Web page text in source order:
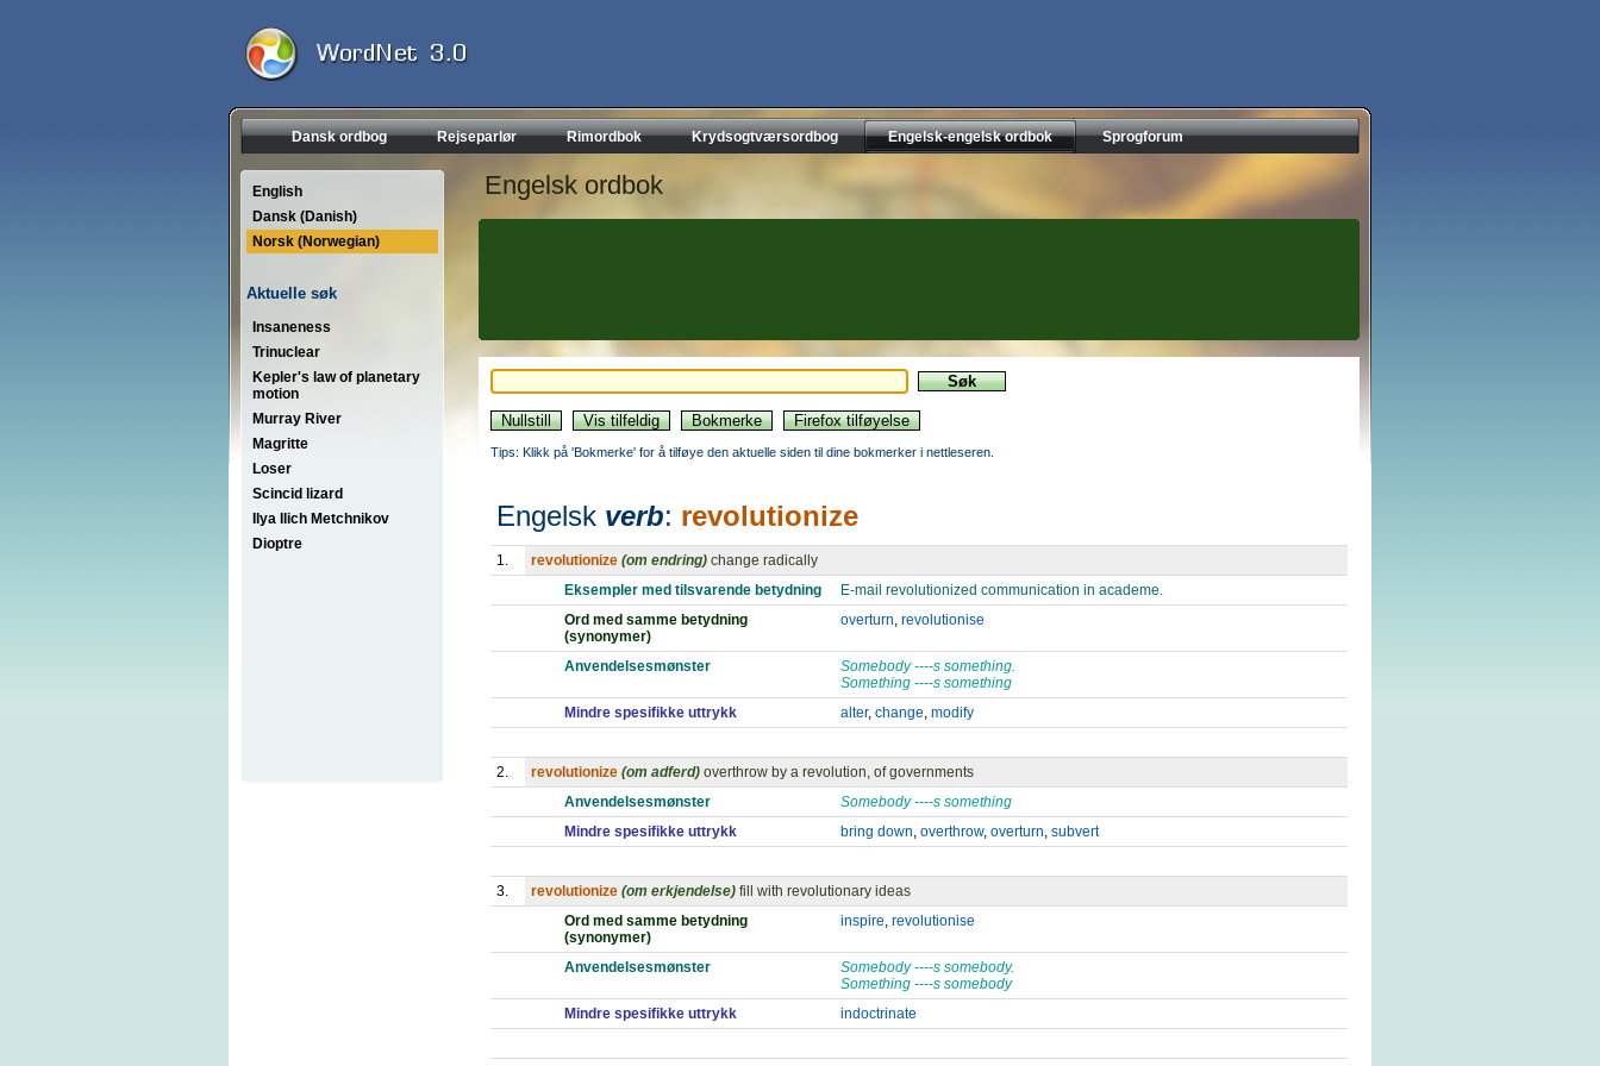
Dansk ordbog Rejseparlør Rimordbok Krydsogtværsordbog Engelsk-engelsk ordbok Sprogforum
English
Dansk (Danish)
Norsk (Norwegian)
Aktuelle søk
Insaneness
Trinuclear
Kepler's law of planetary
motion
Murray River
Magritte
Loser
Scincid lizard
Ilya Ilich Metchnikov
Dioptre
Engelsk ordbok
Tips: Klikk på 'Bokmerke' for å tilføye den aktuelle siden til dine bokmerker i nettleseren.
Engelsk verb: revolutionize
1. revolutionize (om endring) change radically
Eksempler med tilsvarende betydning
E-mail revolutionized communication in academe.
Ord med samme betydning
(synonymer)
overturn, revolutionise
Anvendelsesmønster
Somebody ----s something.
Something ----s something
Mindre spesifikke uttrykk
alter, change, modify
2. revolutionize (om adferd) overthrow by a revolution, of governments
Anvendelsesmønster
Somebody ----s something
Mindre spesifikke uttrykk
bring down, overthrow, overturn, subvert
3. revolutionize (om erkjendelse) fill with revolutionary ideas
Ord med samme betydning
(synonymer)
inspire, revolutionise
Anvendelsesmønster
Somebody ----s somebody.
Something ----s somebody
Mindre spesifikke uttrykk
indoctrinate